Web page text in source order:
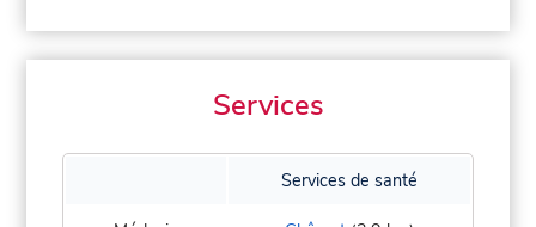
Services
Services de santé